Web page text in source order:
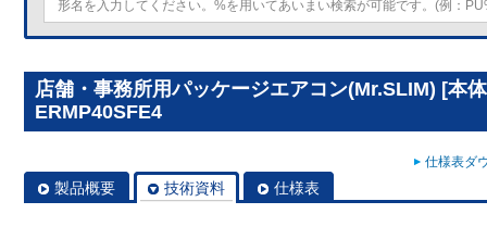
店舗・事務所用パッケージエアコン(Mr.SLIM) [本
ERMP40SFE4
仕様表ダ
製品概要 技術資料 仕様表